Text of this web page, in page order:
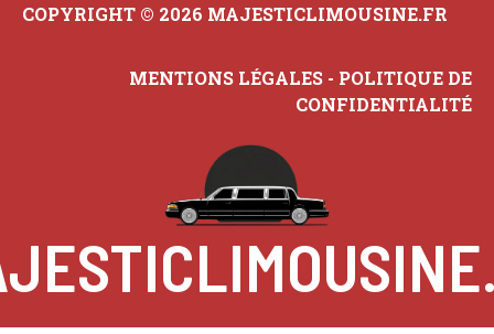
COPYRIGHT © 2026 MAJESTICLIMOUSINE.FR
MENTIONS LÉGALES - POLITIQUE DE
CONFIDENTIALITÉ